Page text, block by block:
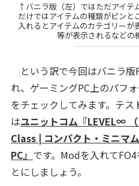
↑バニラ版（左）ではただアイテ
だけではアイテムの種類がピン
入れるとアイテムのカテゴリーが
等が表示されるなどの
という訳で今回はバニラ版
れ、ゲーミングPC上のパフ
をチェックしてみます。テ
はユニットコム『LEVEL∞
Class | コンパクト・ミニマ
PC』 です。Modを入れて
とにしましょう。